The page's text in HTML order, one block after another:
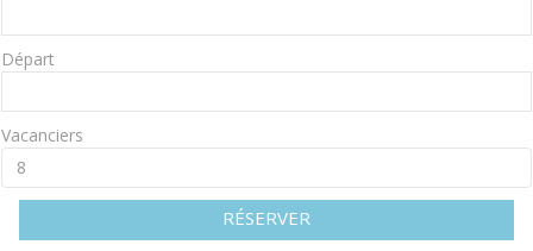
Départ
Vacanciers
RÉSERVER